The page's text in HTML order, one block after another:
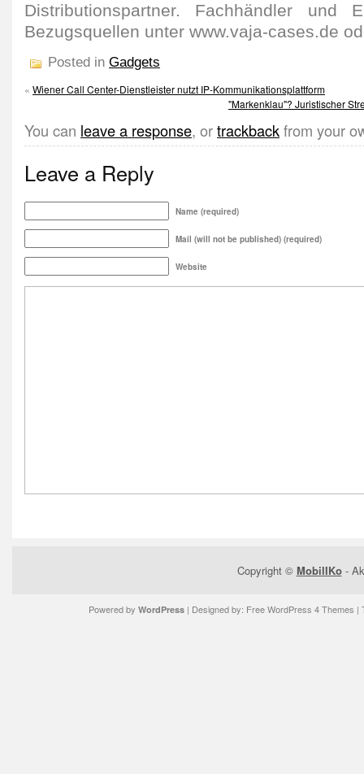
Distributionspartner. Fachhändler und
Bezugsquellen unter www.vaja-cases.de
Posted in Gadgets
« Wiener Call Center-Dienstleister nutzt IP-Kommunikationsplattform
"Markenklau"? Juristischer
You can leave a response, ortrackbackfrom your
Leave a Reply
Name (required)
Mail (will not be published) (required)
Website
Copyright © MobilIKo-
Powered by WordPress| Designed by: Free WordPress 4 Themes |